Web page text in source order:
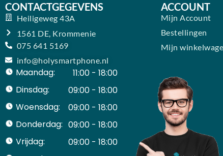
CONTACTGEGEVENS
Heiligeweg 43A
1561 DE, Krommenie
075 641 5169
info@holysmartphone.nl
Maandag:
11:00 - 18:00
Dinsdag:
09:00 - 18:00
Woensdag:
09:00 - 18:00
Donderdag: 09:00 - 18:00
Vrijdag:
09:00 - 18:00
ACCOUNT
Mijn Account
Bestellingen
Mijn